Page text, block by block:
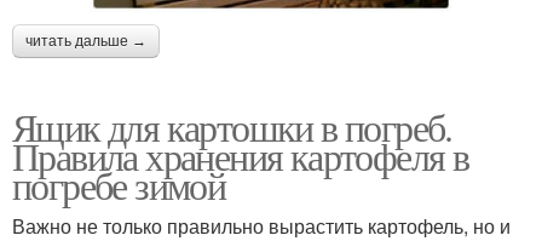
читать дальше →
Ящик для картошки в погреб.
Правила хранения картофеля в
погребе зимой
Важно не только правильно вырастить картофель, но и